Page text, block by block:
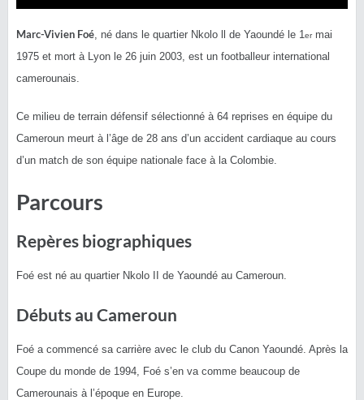
Marc-Vivien Foé , né dans le quartier Nkolo ll de Yaoundé le 1 ermai
1975 et mort à Lyon le 26 juin 2003 , est un footballeur international
camerounais.
Ce milieu de terrain défensif sélectionné à 64 reprises en équipe du
Cameroun meurt à l’âge de 28 ans d’un accident cardiaque au cours
d’un match de son équipe nationale face à la Colombie.
Parcours
Repères biographiques
Foé est né au quartier Nkolo II de Yaoundé au Cameroun.
Débuts au Cameroun
Foé a commencé sa carrière avec le club du Canon Yaoundé. Après la
Coupe du monde de 1994, Foé s’en va comme beaucoup de
Camerounais à l’époque en Europe.